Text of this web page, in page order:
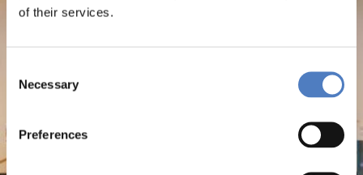
of their services.
Selection
Necessary
Preferences